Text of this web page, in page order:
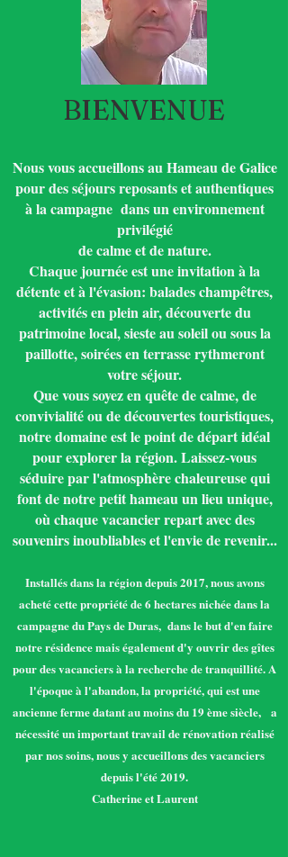
BIENVENUE
Nous vous accueillons au Hameau de Galice
pour des séjours reposants et authentiques
à la campagne dans un environnement
privilégié
de calme et de nature.
Chaque journée est une invitation à la
détente et à l'évasion: balades champêtres,
activités en plein air, découverte du
patrimoine local, sieste au soleil ou sous la
paillotte, soirées en terrasse rythmeront
votre séjour.
Que vous soyez en quête de calme, de
convivialité ou de découvertes touristiques,
notre domaine est le point de départ idéal
pour explorer la région. Laissez-vous
séduire par l'atmosphère chaleureuse qui
font de notre petit hameau un lieu unique,
où chaque vacancier repart avec des
souvenirs inoubliables et l'envie de revenir...
Installés dans la région depuis 2017, nous avons
acheté cette propriété de 6 hectares nichée dans la
campagne du Pays de Duras, dans le but d'en faire
notre résidence mais également d'y ouvrir des gîtes
pour des vacanciers à la recherche de tranquillité. A
l'époque à l'abandon, la propriété, qui est une
ancienne ferme datant au moins du 19 ème siècle, a
nécessité un important travail de rénovation réalisé
par nos soins, nous y accueillons des vacanciers
depuis l'été 2019.
Catherine et Laurent